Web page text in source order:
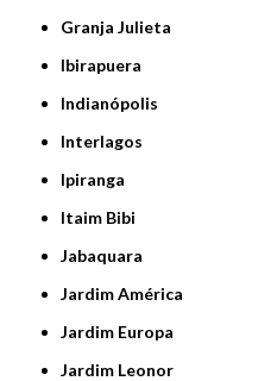
Granja Julieta
Ibirapuera
Indianópolis
Interlagos
Ipiranga
Itaim Bibi
Jabaquara
Jardim América
Jardim Europa
Jardim Leonor